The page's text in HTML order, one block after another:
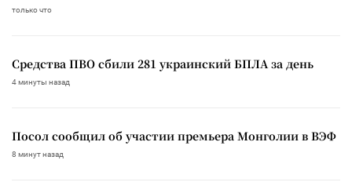
только что
Средства ПВО сбили 281 украинский БПЛА за день
4 минуты назад
Посол сообщил об участии премьера Монголии в ВЭФ
8 минут назад